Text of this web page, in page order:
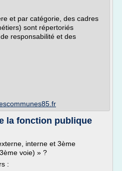
et par catégorie, des cadres
sont répertoriés
responsabilité et des
la fonction publique
interne et 3ème
voie) » ?
: